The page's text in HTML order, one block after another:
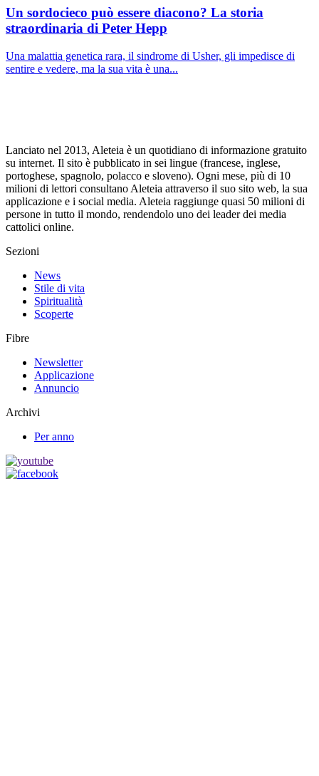
Un sordocieco può essere diacono? La storia
straordinaria di Peter Hepp
Una malattia genetica rara, il sindrome di Usher, gli impedisce di
sentire e vedere, ma la sua vita è una...
Lanciato nel 2013, Aleteia è un quotidiano di informazione gratuito
su internet. Il sito è pubblicato in sei lingue (francese, inglese,
portoghese, spagnolo, polacco e sloveno). Ogni mese, più di 10
milioni di lettori consultano Aleteia attraverso il suo sito web, la sua
applicazione e i social media. Aleteia raggiunge quasi 50 milioni di
persone in tutto il mondo, rendendolo uno dei leader dei media
cattolici online.
Sezioni
News
Stile di vita
Spiritualità
Scoperte
Fibre
Newsletter
Applicazione
Annuncio
Archivi
Per anno